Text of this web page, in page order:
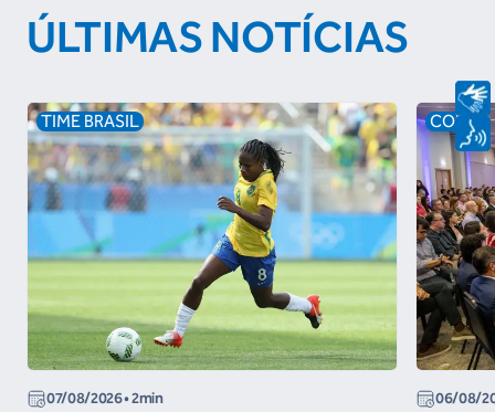
ÚLTIMAS NOTÍCIAS
TIME BRASIL
07/08/2026• 2min
COB
06/08/